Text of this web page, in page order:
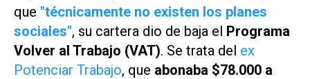
que "técnicamente no existen los planes
sociales", su cartera dio de baja el Programa
Volver al Trabajo (VAT). Se trata del ex
Potenciar Trabajo, que abonaba $78.000 a